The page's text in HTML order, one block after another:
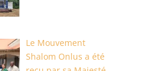
Le Mouvement
Shalom Onlus a été